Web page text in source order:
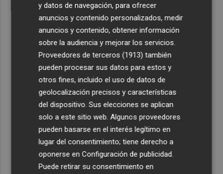
y datos de navegación, para ofrecer
anuncios y contenido personalizados, medir
anuncios y contenido, obtener información
sobre la audiencia y mejorar los servicios.
Proveedores de terceros (1913) también
pueden procesar sus datos para estos y
otros fines, incluido el uso de datos de
geolocalización precisos y características
del dispositivo. Sus elecciones se aplican
solo a este sitio web. Algunos proveedores
pueden basarse en el interés legítimo en
lugar del consentimiento; tiene derecho a
oponerse enConfiguración de publicidad.
Puede retirar su consentimiento en